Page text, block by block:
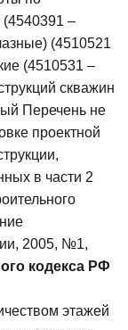
(4540391 –
(4510521
(4510531 –
скважин
Перечень не
проектной
в части 2
2005, №1,
кодекса РФ
этажей